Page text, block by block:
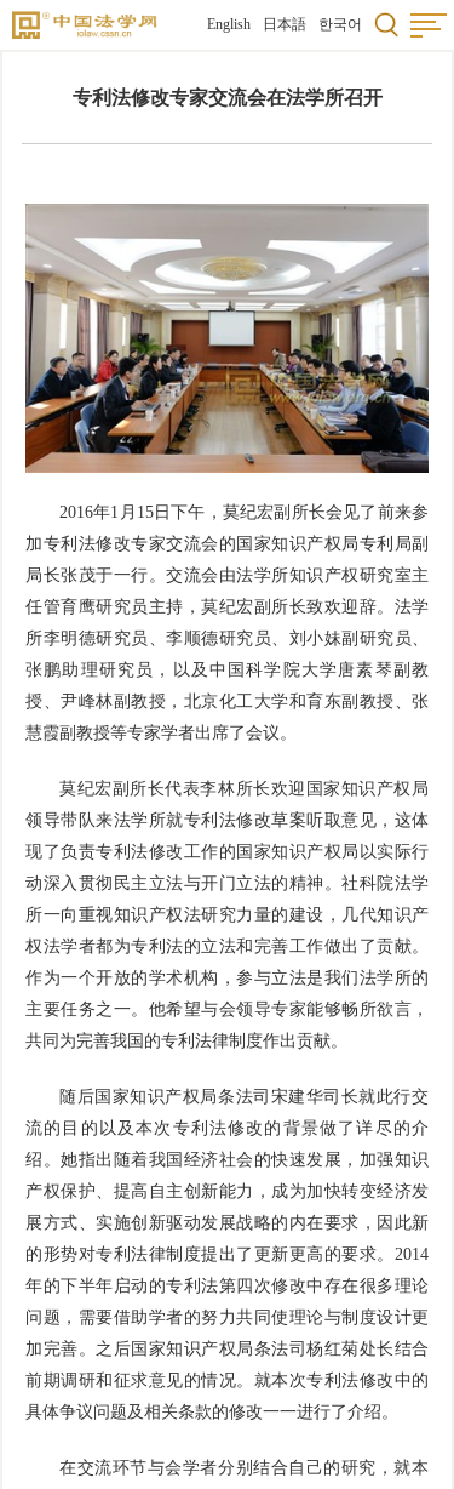
English 日本語 한국어
专利法修改专家交流会在法学所召开
2016年1月15日下午，莫纪宏副所长会见了前来参
加专利法修改专家交流会的国家知识产权局专利局副
局长张茂于一行。交流会由法学所知识产权研究室主
任管育鹰研究员主持，莫纪宏副所长致欢迎辞。法学
所李明德研究员、李顺德研究员、刘小妹副研究员、
张鹏助理研究员，以及中国科学院大学唐素琴副教
授、尹峰林副教授，北京化工大学和育东副教授、张
慧霞副教授等专家学者出席了会议。
莫纪宏副所长代表李林所长欢迎国家知识产权局
领导带队来法学所就专利法修改草案听取意见，这体
现了负责专利法修改工作的国家知识产权局以实际行
动深入贯彻民主立法与开门立法的精神。社科院法学
所一向重视知识产权法研究力量的建设，几代知识产
权法学者都为专利法的立法和完善工作做出了贡献。
作为一个开放的学术机构，参与立法是我们法学所的
主要任务之一。他希望与会领导专家能够畅所欲言，
共同为完善我国的专利法律制度作出贡献。
随后国家知识产权局条法司宋建华司长就此行交
流的目的以及本次专利法修改的背景做了详尽的介
绍。她指出随着我国经济社会的快速发展，加强知识
产权保护、提高自主创新能力，成为加快转变经济发
展方式、实施创新驱动发展战略的内在要求，因此新
的形势对专利法律制度提出了更新更高的要求。2014
年的下半年启动的专利法第四次修改中存在很多理论
问题，需要借助学者的努力共同使理论与制度设计更
加完善。之后国家知识产权局条法司杨红菊处长结合
前期调研和征求意见的情况。就本次专利法修改中的
具体争议问题及相关条款的修改一一进行了介绍。
在交流环节与会学者分别结合自己的研究，就本